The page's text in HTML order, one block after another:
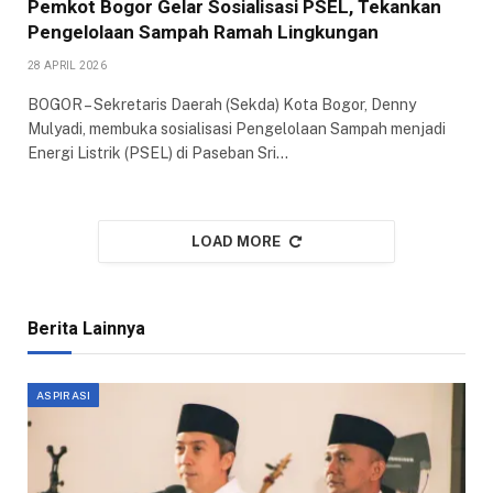
Pemkot Bogor Gelar Sosialisasi PSEL, Tekankan
Pengelolaan Sampah Ramah Lingkungan
28 APRIL 2026
BOGOR – Sekretaris Daerah (Sekda) Kota Bogor, Denny
Mulyadi, membuka sosialisasi Pengelolaan Sampah menjadi
Energi Listrik (PSEL) di Paseban Sri…
LOAD MORE
Berita Lainnya
ASPIRASI